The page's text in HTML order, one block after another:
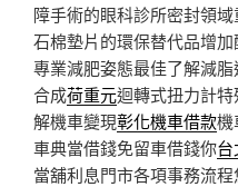
障手術的眼科診所密封領
石棉墊片的環保替代品增
專業減肥姿態最佳了解減
合成荷重元迴轉式扭力計
解機車變現彰化機車借款機
車典當借錢免留車借錢你
當舖利息門市各項事務流